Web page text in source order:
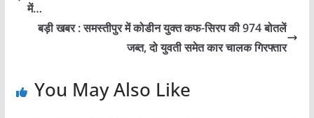
में…
बड़ी खबर : समस्तीपुर में कोडीन युक्त कफ-सिरप की 974 बोतलें
जब्त, दो युवती समेत कार चालक गिरफ्तार
You May Also Like